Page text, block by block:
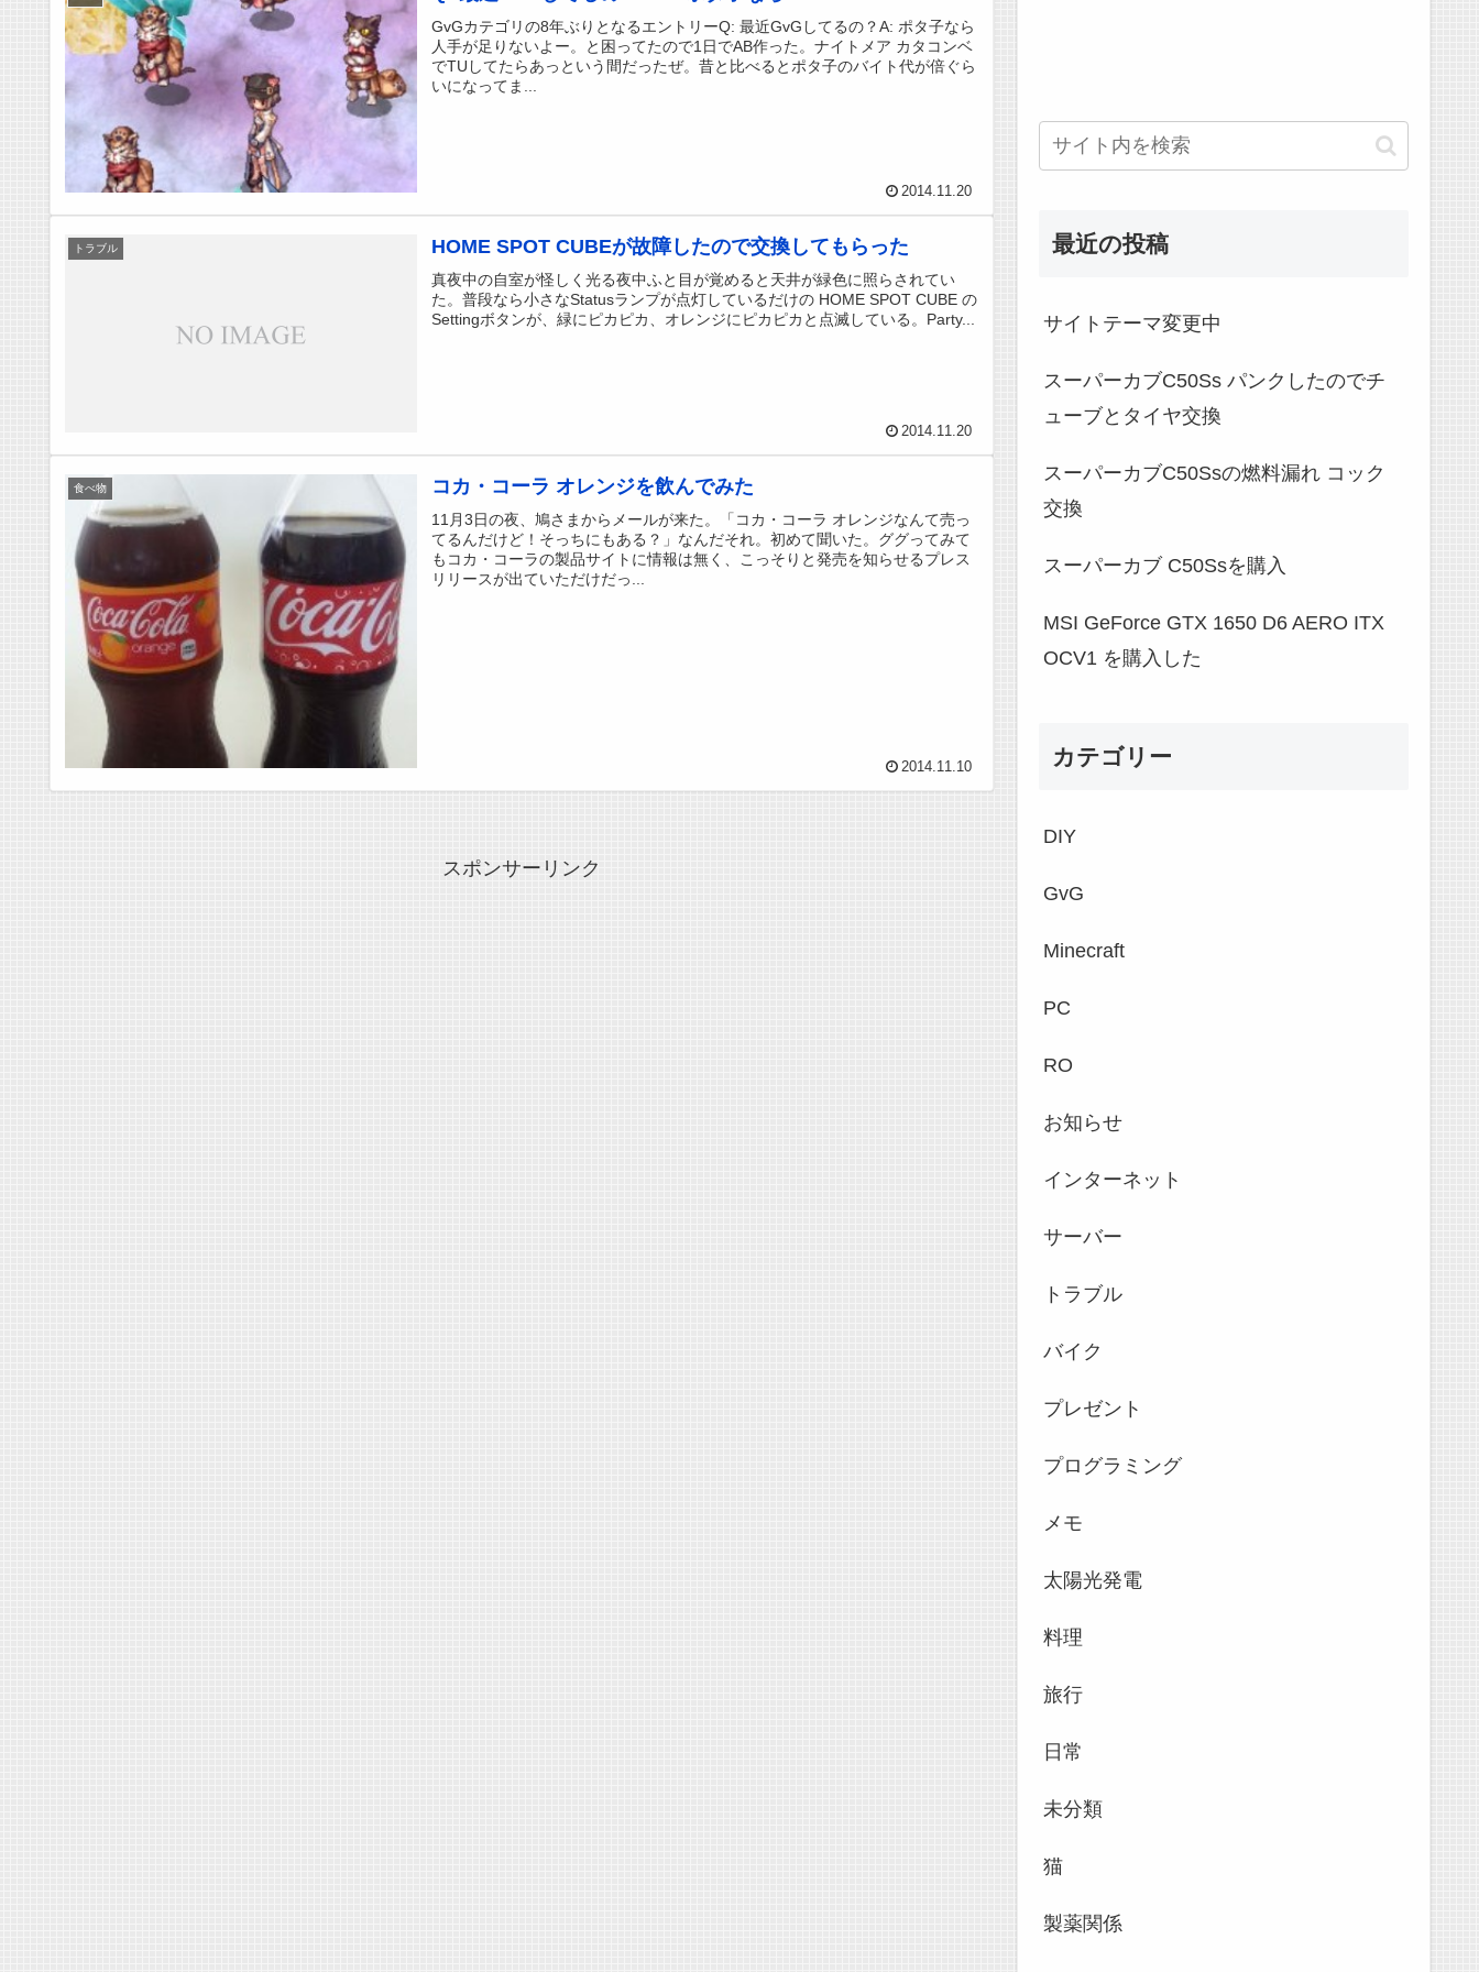
GvGカテゴリの8年ぶりとなるエントリーQ: 最近GvGしてるの？A: ポタ子なら
人手が足りないよー。と困ってたので1日でAB作った。ナイトメア カタコンベ
でTUしてたらあっという間だったぜ。昔と比べるとポタ子のバイト代が倍ぐら
いになってま...
2014.11.20
トラブル HOME SPOT CUBEが故障したので交換してもらった
真夜中の自室が怪しく光る夜中ふと目が覚めると天井が緑色に照らされてい
た。普段なら小さなStatusランプが点灯しているだけの HOME SPOT CUBE の
Settingボタンが、緑にピカピカ、オレンジにピカピカと点滅している。Party...
2014.11.20
食べ物 コカ・コーラ オレンジを飲んでみた
11月3日の夜、鳩さまからメールが来た。「コカ・コーラ オレンジなんて売っ
てるんだけど！そっちにもある？」なんだそれ。初めて聞いた。ググってみて
もコカ・コーラの製品サイトに情報は無く、こっそりと発売を知らせるプレス
リリースが出ていただけだっ...
2014.11.10
スポンサーリンク
最近の投稿
サイトテーマ変更中
スーパーカブC50Ss パンクしたのでチ
ューブとタイヤ交換
スーパーカブC50Ssの燃料漏れ コック
交換
スーパーカブ C50Ssを購入
MSI GeForce GTX 1650 D6 AERO ITX
OCV1 を購入した
カテゴリー
DIY
GvG
Minecraft
PC
RO
お知らせ
インターネット
サーバー
トラブル
バイク
プレゼント
プログラミング
メモ
太陽光発電
料理
旅行
日常
未分類
猫
製薬関係